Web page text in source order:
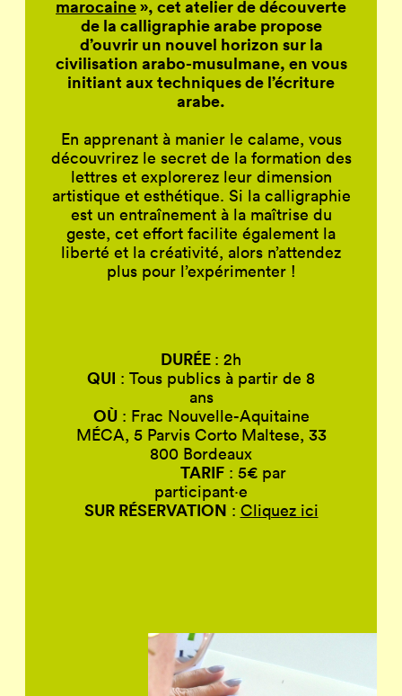
marocaine», cet atelier de découverte
de la calligraphie arabe propose
d’ouvrir un nouvel horizon sur la
civilisation arabo-musulmane, en vous
initiant aux techniques de l’écriture
arabe.
En apprenant à manier le calame, vous
découvrirez le secret de la formation des
lettres et explorerez leur dimension
artistique et esthétique. Si la calligraphie
est un entraînement à la maîtrise du
geste, cet effort facilite également la
liberté et la créativité, alors n’attendez
plus pour l’expérimenter !
DURÉE : 2h
QUI : Tous publics à partir de 8
ans
OÙ: Frac Nouvelle-Aquitaine
MÉCA, 5 Parvis Corto Maltese, 33
800 Bordeaux
TARIF : 5€ par
participant·e
SUR RÉSERVATION : Cliquez ici